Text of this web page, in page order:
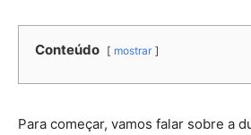
Conteúdo mostrar
Para começar, vamos falar sobre a